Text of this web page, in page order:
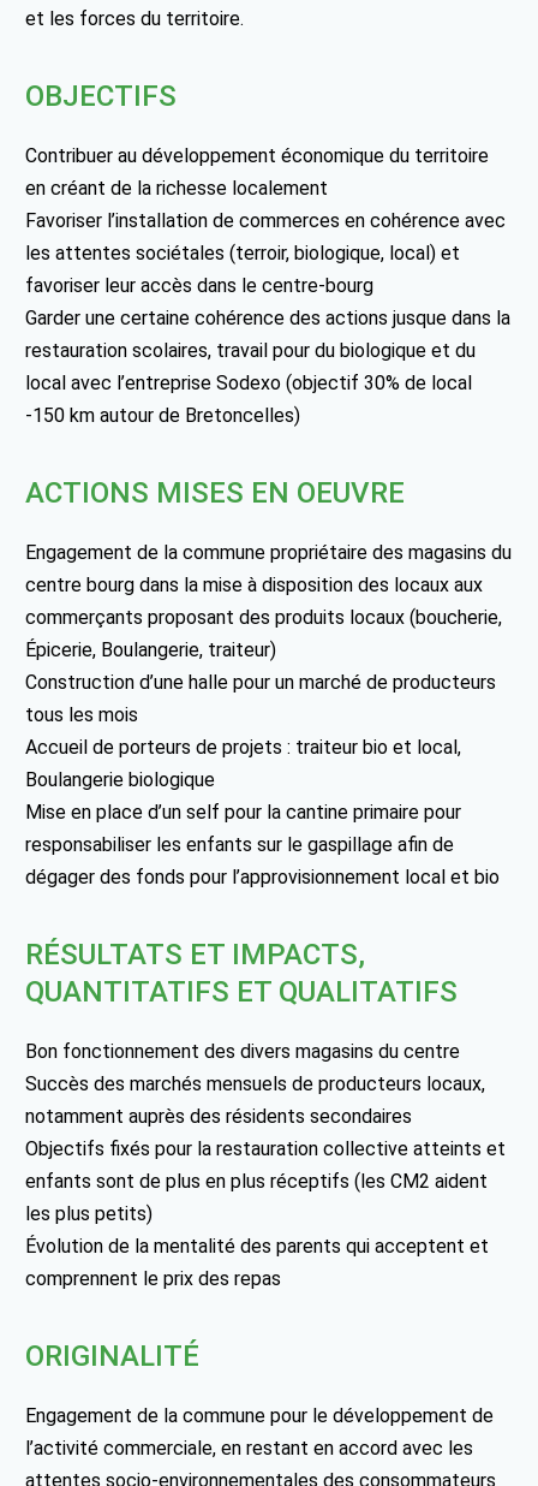
et les forces du territoire.
OBJECTIFS
Contribuer au développement économique du territoire
en créant de la richesse localement
Favoriser l’installation de commerces en cohérence avec
les attentes sociétales (terroir, biologique, local) et
favoriser leur accès dans le centre-bourg
Garder une certaine cohérence des actions jusque dans la
restauration scolaires, travail pour du biologique et du
local avec l’entreprise Sodexo (objectif 30% de local
-150 km autour de Bretoncelles)
ACTIONS MISES EN OEUVRE
Engagement de la commune propriétaire des magasins du
centre bourg dans la mise à disposition des locaux aux
commerçants proposant des produits locaux (boucherie,
Épicerie, Boulangerie, traiteur)
Construction d’une halle pour un marché de producteurs
tous les mois
Accueil de porteurs de projets : traiteur bio et local,
Boulangerie biologique
Mise en place d’un self pour la cantine primaire pour
responsabiliser les enfants sur le gaspillage afin de
dégager des fonds pour l’approvisionnement local et bio
RÉSULTATS ET IMPACTS,
QUANTITATIFS ET QUALITATIFS
Bon fonctionnement des divers magasins du centre
Succès des marchés mensuels de producteurs locaux,
notamment auprès des résidents secondaires
Objectifs fixés pour la restauration collective atteints et
enfants sont de plus en plus réceptifs (les CM2 aident
les plus petits)
Évolution de la mentalité des parents qui acceptent et
comprennent le prix des repas
ORIGINALITÉ
Engagement de la commune pour le développement de
l’activité commerciale, en restant en accord avec les
attentes socio-environnementales des consommateurs